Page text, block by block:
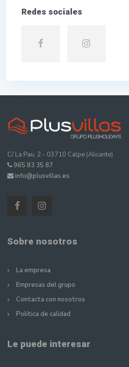
Redes sociales
C/ La Pau, 2 - 03710 Calpe (Alicante)
965 83 35 87
info@plusvillas.es
Sobre nosotros
La empresa
Empresas del grupo
Contacta con nosotros
Política de calidad
Le puede interesar